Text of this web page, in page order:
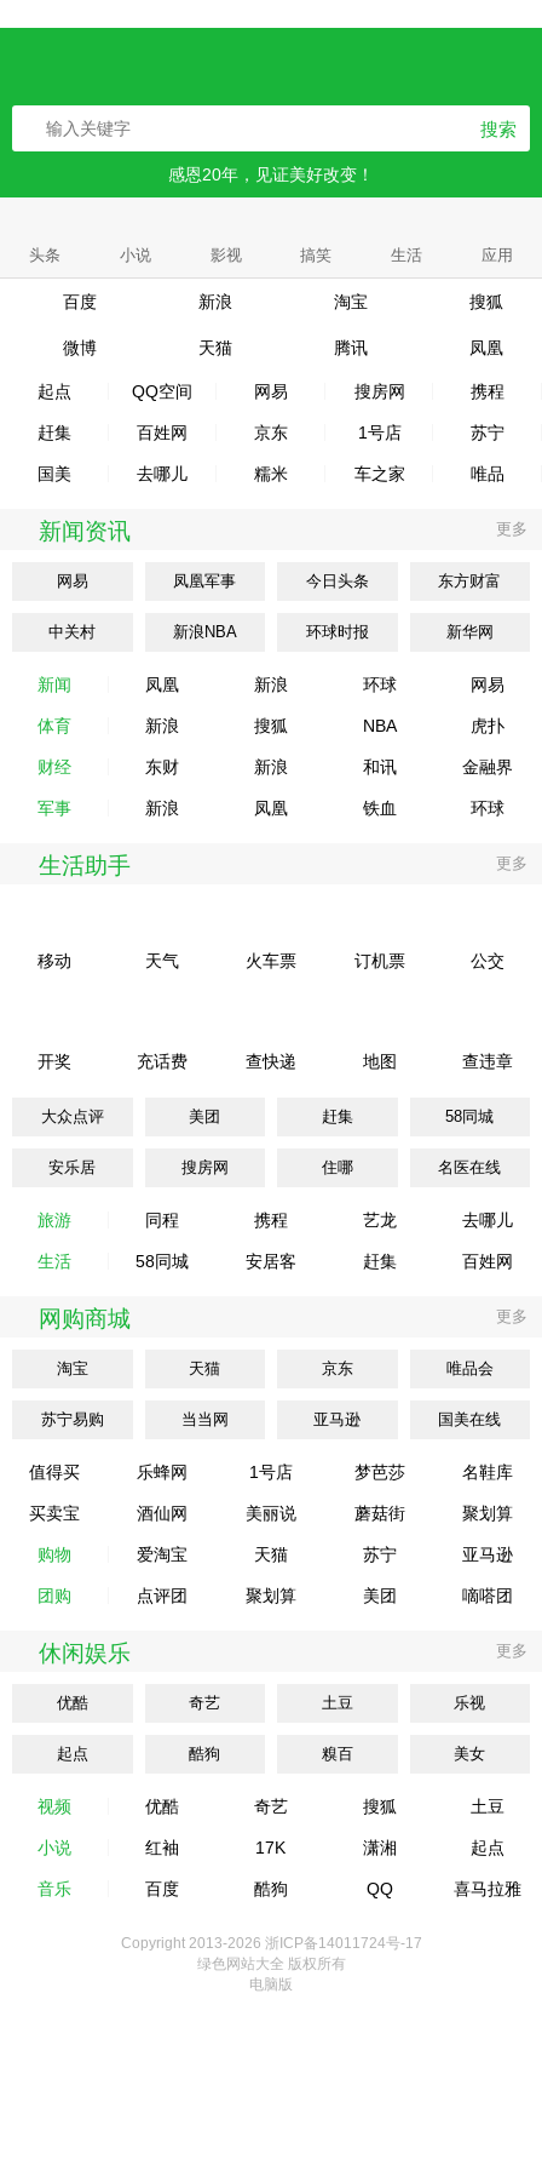
搜索
感恩20年，见证美好改变！
头条 小说 影视 搞笑 生活 应用
百度 新浪 淘宝 搜狐
微博 天猫 腾讯 凤凰
起点 QQ空间 网易 搜房网 携程
赶集 百姓网 京东 1号店 苏宁
国美 去哪儿 糯米 车之家 唯品
新闻资讯 更多
网易 凤凰军事 今日头条 东方财富
中关村 新浪NBA 环球时报 新华网
新闻 凤凰 新浪 环球 网易
体育 新浪 搜狐 NBA 虎扑
财经 东财 新浪 和讯 金融界
军事 新浪 凤凰 铁血 环球
生活助手 更多
移动 天气 火车票 订机票 公交
开奖 充话费 查快递 地图 查违章
大众点评 美团 赶集 58同城
安乐居 搜房网 住哪 名医在线
旅游 同程 携程 艺龙 去哪儿
生活 58同城 安居客 赶集 百姓网
网购商城 更多
淘宝 天猫 京东 唯品会
苏宁易购 当当网 亚马逊 国美在线
值得买 乐蜂网 1号店 梦芭莎 名鞋库
买卖宝 酒仙网 美丽说 蘑菇街 聚划算
购物 爱淘宝 天猫 苏宁 亚马逊
团购 点评团 聚划算 美团 嘀嗒团
休闲娱乐 更多
优酷 奇艺 土豆 乐视
起点 酷狗 糗百 美女
视频 优酷 奇艺 搜狐 土豆
小说 红袖 17K 潇湘 起点
音乐 百度 酷狗 QQ 喜马拉雅
Copyright 2013-2026 浙ICP备14011724号-17
绿色网站大全 版权所有
电脑版